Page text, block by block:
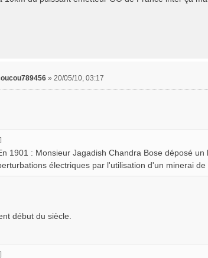
» 20/05/10, 03:17
1901 : Monsieur Jagadish Chandra Bose déposé
électriques par l'utilisation d'un minerai de
début du siècle.